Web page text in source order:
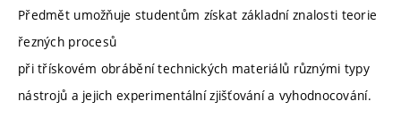
Předmět umožňuje studentům získat základní znalosti teorie
řezných procesů
při třískovém obrábění technických materiálů různými typy
nástrojů a jejich experimentální zjišťování a vyhodnocování.